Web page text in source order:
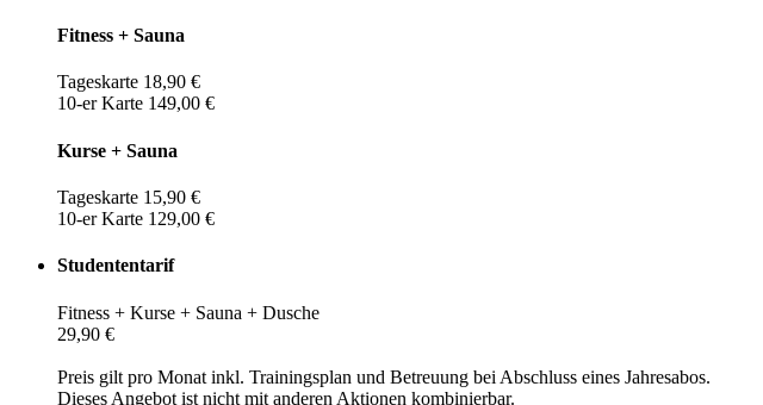
Fitness + Sauna
Tageskarte 18,90 €
10-er Karte 149,00 €
Kurse + Sauna
Tageskarte 15,90 €
10-er Karte 129,00 €
Studententarif
Fitness + Kurse + Sauna + Dusche
29,90 €
Preis gilt pro Monat inkl. Trainingsplan und Betreuung bei Abschluss eines Jahresabos.
Dieses Angebot ist nicht mit anderen Aktionen kombinierbar.